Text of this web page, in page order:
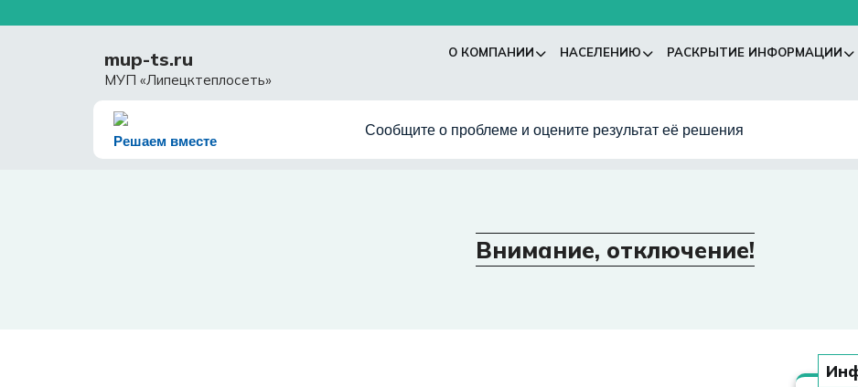
mup-ts.ru
МУП «Липецктеплосеть»
О КОМПАНИИ НАСЕЛЕНИЮ РАСКРЫТИЕ ИНФОРМАЦИИ
Решаем вместе
Сообщите о проблеме и оцените результат её решения
Внимание, отключение!